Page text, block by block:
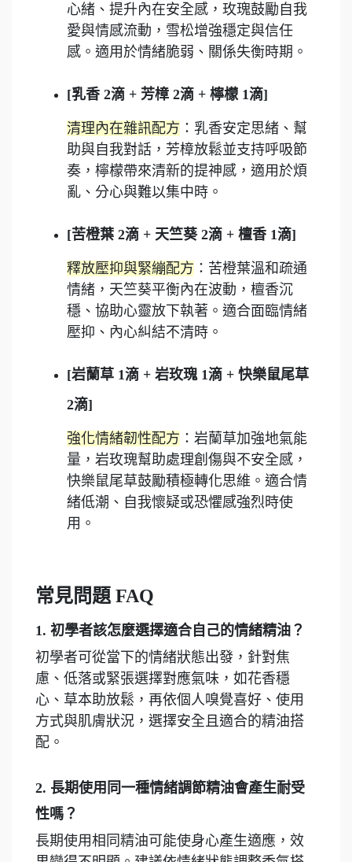
心緒、提升內在安全感，玫瑰鼓勵自我
愛與情感流動，雪松增強穩定與信任
感。適用於情緒脆弱、關係失衡時期。
[乳香 2滴 + 芳樟 2滴 + 檸檬 1滴]
清理內在雜訊配方 ：乳香安定思緒、幫
助與自我對話，芳樟放鬆並支持呼吸節
奏，檸檬帶來清新的提神感，適用於煩
亂、分心與難以集中時。
[苦橙葉 2滴 + 天竺葵 2滴 + 檀香 1滴]
釋放壓抑與緊繃配方 ：苦橙葉溫和疏通
情緒，天竺葵平衡內在波動，檀香沉
穩、協助心靈放下執著。適合面臨情緒
壓抑、內心糾結不清時。
[岩蘭草 1滴 + 岩玫瑰 1滴 + 快樂鼠尾草
2滴]
強化情緒韌性配方 ：岩蘭草加強地氣能
量，岩玫瑰幫助處理創傷與不安全感，
快樂鼠尾草鼓勵積極轉化思維。適合情
緒低潮、自我懷疑或恐懼感強烈時使
用。
常見問題 FAQ
1. 初學者該怎麼選擇適合自己的情緒精油？
初學者可從當下的情緒狀態出發，針對焦
慮、低落或緊張選擇對應氣味，如花香穩
心、草本助放鬆，再依個人嗅覺喜好、使用
方式與肌膚狀況，選擇安全且適合的精油搭
配。
2. 長期使用同一種情緒調節精油會產生耐受
性嗎？
長期使用相同精油可能使身心產生適應，效